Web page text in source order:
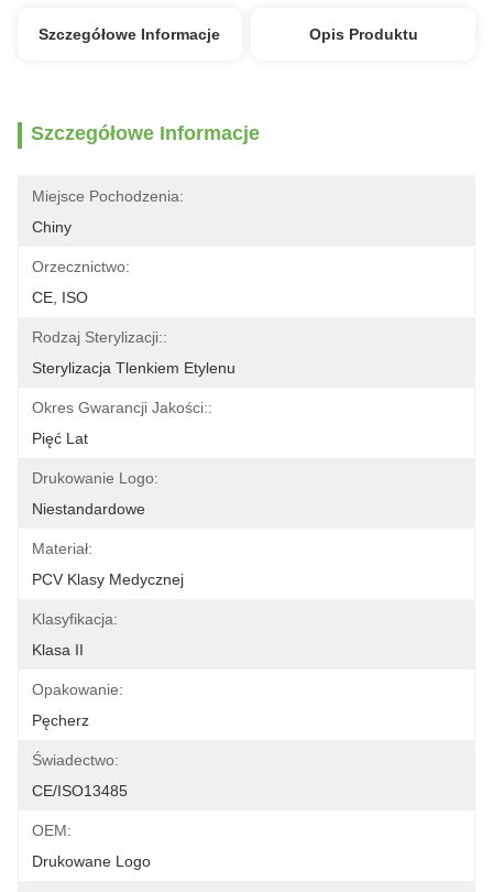
Szczegółowe Informacje Opis Produktu
Szczegółowe Informacje
Miejsce Pochodzenia:
Chiny
Orzecznictwo:
CE, ISO
Rodzaj Sterylizacji::
Sterylizacja Tlenkiem Etylenu
Okres Gwarancji Jakości::
Pięć Lat
Drukowanie Logo:
Niestandardowe
Materiał:
PCV Klasy Medycznej
Klasyfikacja:
Klasa II
Opakowanie:
Pęcherz
Świadectwo:
CE/ISO13485
OEM:
Drukowane Logo